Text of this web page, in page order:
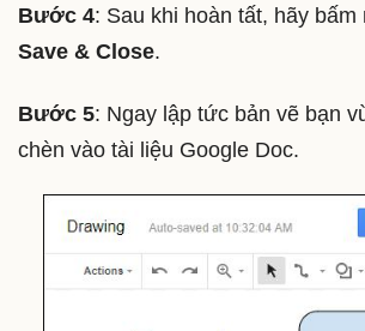
Bước 4: Sau khi hoàn tất, hãy
Save & Close.
Bước 5: Ngay lập tức bản vẽ bạn
chèn vào tài liệu Google Doc.